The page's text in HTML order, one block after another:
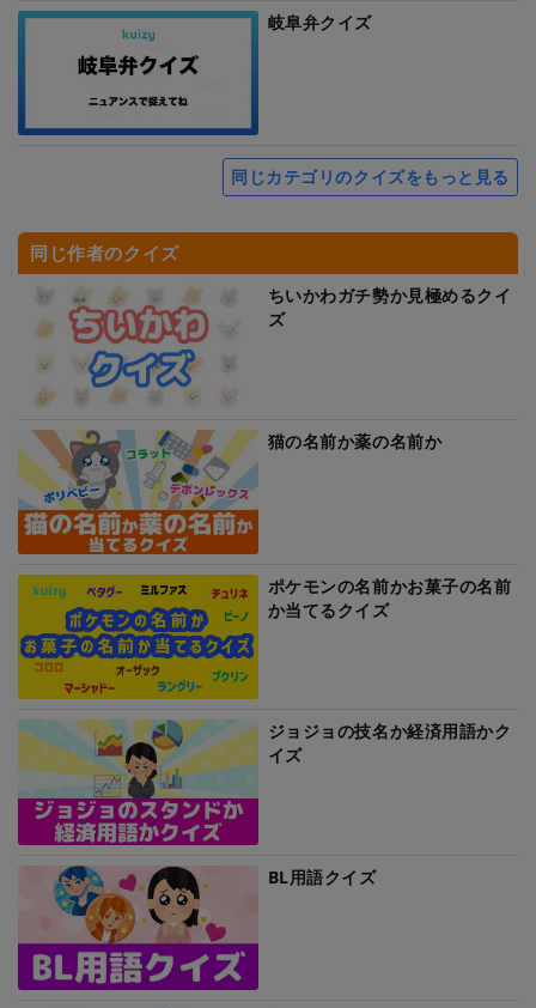
岐阜弁クイズ
同じカテゴリのクイズをもっと見る
同じ作者のクイズ
ちいかわガチ勢か見極めるクイ
ズ
猫の名前か薬の名前か
ポケモンの名前かお菓子の名前
か当てるクイズ
ジョジョの技名か経済用語かク
イズ
BL用語クイズ